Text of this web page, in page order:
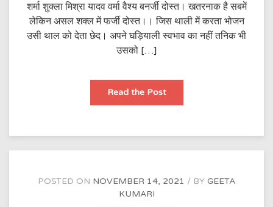
शर्मा शुक्ला मिश्रा यादव वर्मा वैश्य बनर्जी दोस्त। खतरनाक है सबमें
लेकिन असल शक्ल में फर्जी दोस्त।। जिस थाली में करता भोजन
उसी थाल को देता छेद। अपने घड़ियाली स्वभाव का नहीं तनिक भी
उसको […]
Read the Postदोस्त
POSTED ON NOVEMBER 14, 2021 BY GEETA
KUMARI